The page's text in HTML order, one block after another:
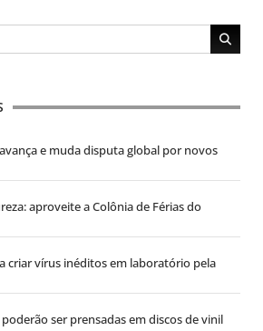
e muda disputa global por novos
aproveite a Colônia de Férias do
criar vírus inéditos em laboratório pela
ser prensadas em discos de vinil